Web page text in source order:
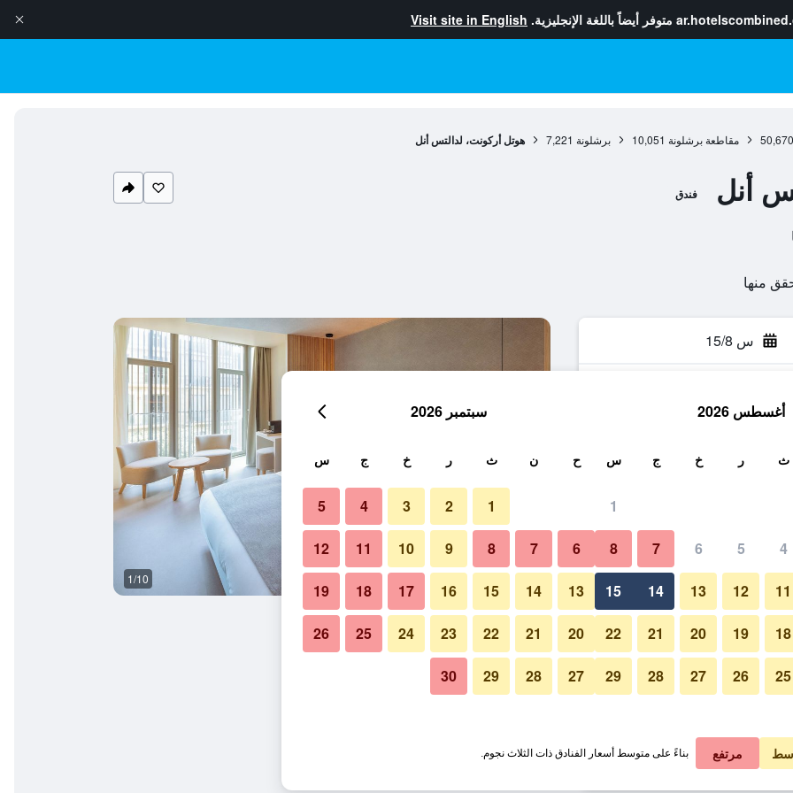
متوفر أيضاً باللغة الإنجليزية. Visit site in English
50,670 مقاطعة برشلونة 10,051 برشلونة 7,221 هوتل أركونت، لدالتس أنل
أنل فندق
س 15/8
في الليلة
﷼ عرض الصفقة
﷼ عرض الصفقة
غرفة نوم 1/10
صور لـ هوتل أركونت، لدالتس أنل
أغسطس 2026
ث ر خ ج س
1
4
5
6
7
8
11
12
13
14
15
18
19
20
21
22
25
26
27
28
29
سبتمبر 2026
ح ن ث ر خ ج س
1
2
3
4
5
6
7
8
9
10
11
12
13
14
15
16
17
18
19
20
21
22
23
24
25
26
27
28
29
30
مرتفع بناءً على متوسط أسعار الفنادق ذات الثلاث نجوم.